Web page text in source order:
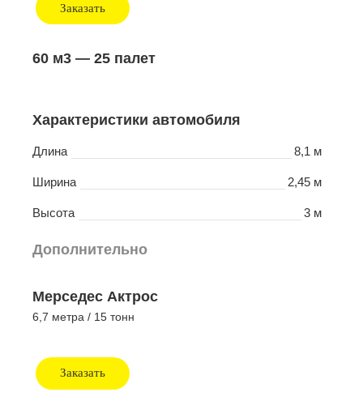
Заказать
60 м3 — 25 палет
Характеристики автомобиля
Длина 8,1 м
Ширина 2,45 м
Высота 3 м
Дополнительно
Мерседес Актрос
6,7 метра / 15 тонн
Заказать